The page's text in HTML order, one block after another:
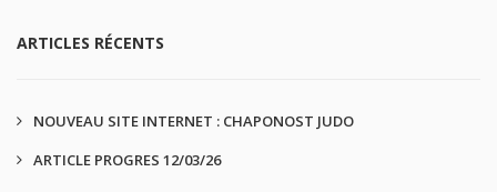
ARTICLES RÉCENTS
NOUVEAU SITE INTERNET : CHAPONOST JUDO
ARTICLE PROGRES 12/03/26